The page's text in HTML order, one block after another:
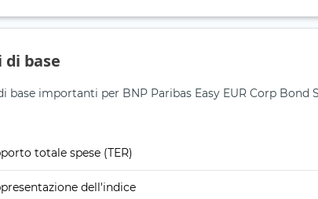
di base
base importanti per BNP Paribas Easy EUR Corp Bond
totale spese (TER)
dell'indice